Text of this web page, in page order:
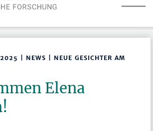
| NEWS | NEUE GESICHTER AM
Elena